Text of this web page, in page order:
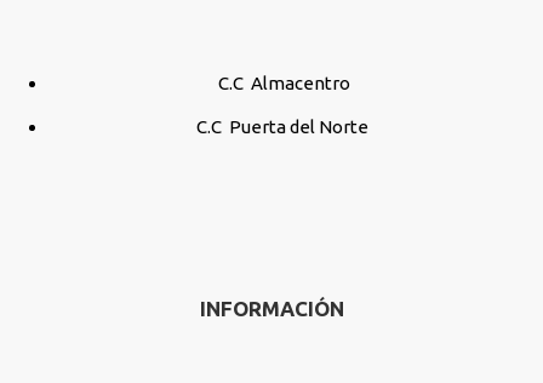
C.C Almacentro
C.C Puerta del Norte
INFORMACIÓN